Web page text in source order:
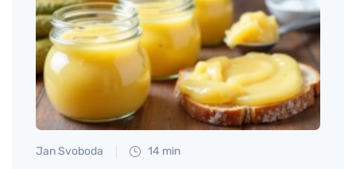
Jan Svoboda 14 min